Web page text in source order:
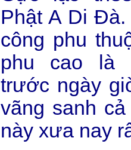
Phật A Di
công phu
phu cao là
trước ngày
vãng sanh
này xưa nay